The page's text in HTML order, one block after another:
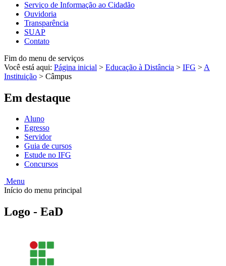
Serviço de Informação ao Cidadão
Ouvidoria
Transparência
SUAP
Contato
Fim do menu de serviços
Você está aqui: Página inicial > Educação à Distância > IFG > A
Instituição > Câmpus
Em destaque
Aluno
Egresso
Servidor
Guia de cursos
Estude no IFG
Concursos
Menu
Início do menu principal
Logo - EaD